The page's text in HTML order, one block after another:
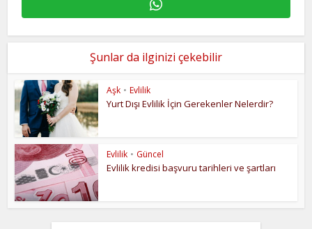
Şunlar da ilginizi çekebilir
Aşk • Evlilik
Yurt Dışı Evlilik İçin Gerekenler Nelerdir?
Evlilik • Güncel
Evlilik kredisi başvuru tarihleri ve şartları